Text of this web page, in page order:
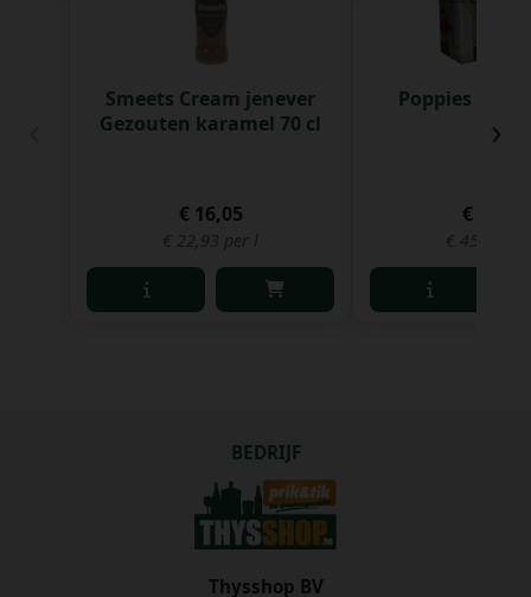
Smeets Cream jenever
Gezouten karamel 70 cl
€ 16,05
€ 22,93 per l
Poppies Gin
€ 22,98
€ 45,96
›
BEDRIJF
Thysshop BV